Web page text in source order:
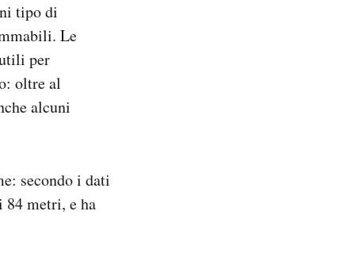
tipo di
Le
per
oltre al
alcuni
secondo i dati
84 metri, e ha